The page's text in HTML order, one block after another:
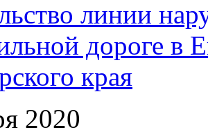
линии
дороге в
края
2020